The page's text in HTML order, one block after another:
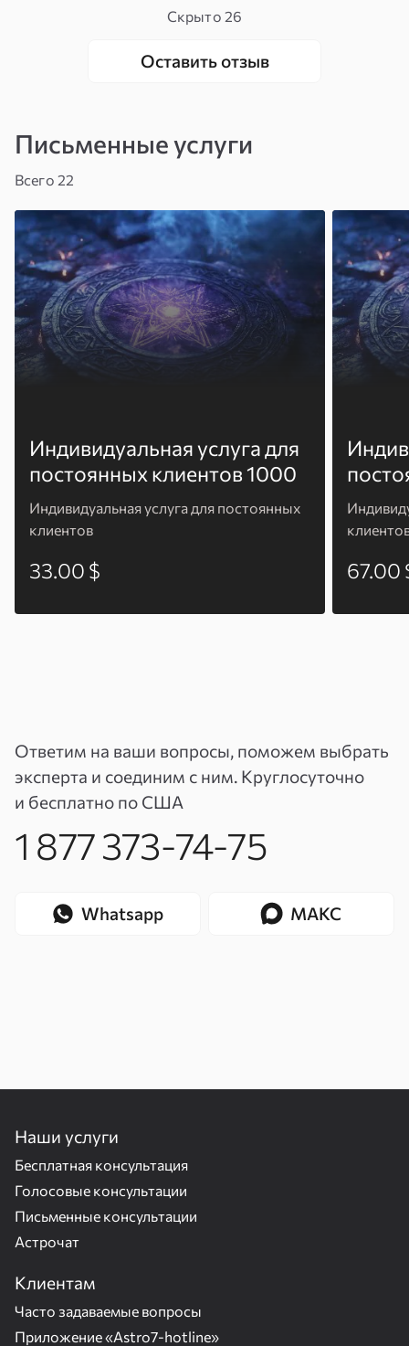
Скрыто 26
Оставить отзыв
Письменные услуги
Всего 22
Индивидуальная услуга для
постоянных клиентов 1000
Индивидуальная услуга для постоянных
клиентов
33.00 $ 67.00
Ответим на ваши вопросы, поможем выбрать
эксперта и соединим с ним. Круглосуточно
и бесплатно по США
1 877 373-74-75
Whatsapp МАКС
Наши услуги
Бесплатная консультация
Голосовые консультации
Письменные консультации
Астрочат
Клиентам
Часто задаваемые вопросы
Приложение «Astro7-hotline»